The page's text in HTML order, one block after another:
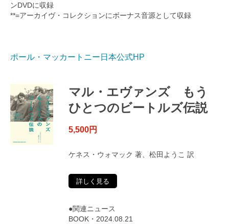
ンDVDに収録
**=アーカイヴ・コレクションにボーナス音源として収録
ポール・マッカートニー日本公式HP
マル・エヴァンズ もう
ひとつのビートルズ伝説
5,500円
ケネス・ウォマック 著、松田ようこ 訳
詳しく見る
●関連ニュース
BOOK・2024.08.21